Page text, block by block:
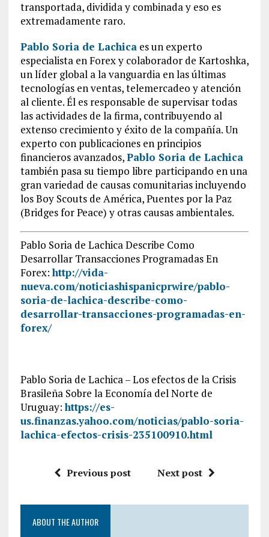
transportada, dividida y combinada y eso es
extremadamente raro.
Pablo Soria de Lachicaes un experto
especialista en Forex y colaborador de Kartoshka,
un líder global a la vanguardia en las últimas
tecnologías en ventas, telemercadeo y atención
al cliente. Él es responsable de supervisar todas
las actividades de la firma, contribuyendo al
extenso crecimiento y éxito de la compañía. Un
experto con publicaciones en principios
financieros avanzados,Pablo Soria de Lachica
también pasa su tiempo libre participando en una
gran variedad de causas comunitarias incluyendo
los Boy Scouts de América, Puentes por la Paz
(Bridges for Peace) y otras causas ambientales.
Pablo Soria de Lachica Describe Como
Desarrollar Transacciones Programadas En
Forex:http://vida-
nueva.com/noticiashispanicprwire/pablo-
soria-de-lachica-describe-como-
desarrollar-transacciones-programadas-en-
forex/
Pablo Soria de Lachica – Los efectos de la Crisis
Brasileña Sobre la Economía del Norte de
Uruguay:https://es-
us.finanzas.yahoo.com/noticias/pablo-soria-
lachica-efectos-crisis-235100910.html
Previous post Next post
ABOUT THE AUTHOR